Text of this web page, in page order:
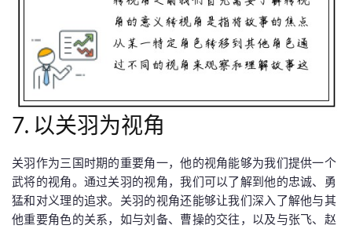
7. 以关羽为视角
关羽作为三国时期的重要角一，他的视角能够为我们提供一个
武将的视角。通过关羽的视角，我们可以了解到他的忠诚、勇
猛和对义理的追求。关羽的视角还能够让我们深入了解他与其
他重要角色的关系，如与刘备、曹操的交往，以及与张飞、赵